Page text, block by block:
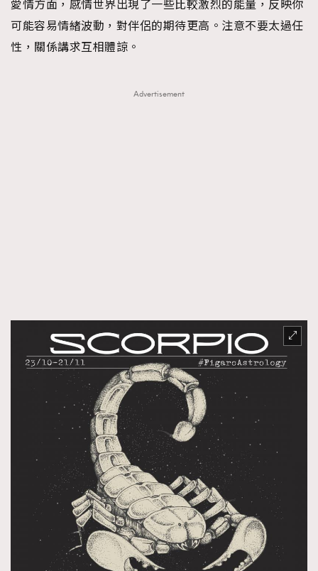
TRENDING
AFrenchMind
DressLikeAParisienne
EmpowerF
FashionWeek
愛情方面，感情世界出現了一些比較激烈的能量，反映你
可能容易情緒波動，對伴侶的期待更高。注意不要太過任
性，關係講求互相體諒。
Advertisement